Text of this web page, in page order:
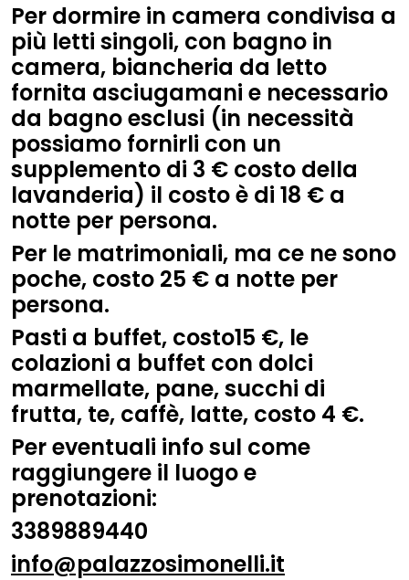
Per dormire in camera condivisa a
più letti singoli, con bagno in
camera, biancheria da letto
fornita asciugamani e necessario
da bagno esclusi (in necessità
possiamo fornirli con un
supplemento di 3 € costo della
lavanderia) il costo è di 18 € a
notte per persona.
Per le matrimoniali, ma ce ne sono
poche, costo 25 € a notte per
persona.
Pasti a buffet, costo15 €, le
colazioni a buffet con dolci
marmellate, pane, succhi di
frutta, te, caffè, latte, costo 4 €.
Per eventuali info sul come
raggiungere il luogo e
prenotazioni:
3389889440
info@palazzosimonelli.it